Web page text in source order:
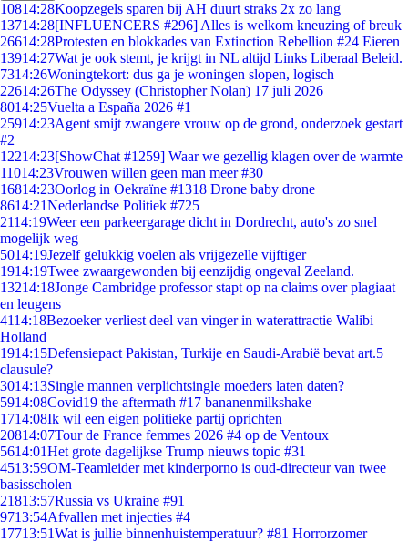
10814:28Koopzegels sparen bij AH duurt straks 2x zo lang
13714:28[INFLUENCERS #296] Alles is welkom kneuzing of breuk
26614:28Protesten en blokkades van Extinction Rebellion #24 Eieren
13914:27Wat je ook stemt, je krijgt in NL altijd Links Liberaal Beleid.
7314:26Woningtekort: dus ga je woningen slopen, logisch
22614:26The Odyssey (Christopher Nolan) 17 juli 2026
8014:25Vuelta a España 2026 #1
25914:23Agent smijt zwangere vrouw op de grond, onderzoek gestart
#2
12214:23[ShowChat #1259] Waar we gezellig klagen over de warmte
11014:23Vrouwen willen geen man meer #30
16814:23Oorlog in Oekraïne #1318 Drone baby drone
8614:21Nederlandse Politiek #725
2114:19Weer een parkeergarage dicht in Dordrecht, auto's zo snel
mogelijk weg
5014:19Jezelf gelukkig voelen als vrijgezelle vijftiger
1914:19Twee zwaargewonden bij eenzijdig ongeval Zeeland.
13214:18Jonge Cambridge professor stapt op na claims over plagiaat
en leugens
4114:18Bezoeker verliest deel van vinger in waterattractie Walibi
Holland
1914:15Defensiepact Pakistan, Turkije en Saudi-Arabië bevat art.5
clausule?
3014:13Single mannen verplichtsingle moeders laten daten?
5914:08Covid19 the aftermath #17 bananenmilkshake
1714:08Ik wil een eigen politieke partij oprichten
20814:07Tour de France femmes 2026 #4 op de Ventoux
5614:01Het grote dagelijkse Trump nieuws topic #31
4513:59OM-Teamleider met kinderporno is oud-directeur van twee
basisscholen
21813:57Russia vs Ukraine #91
9713:54Afvallen met injecties #4
17713:51Wat is jullie binnenhuistemperatuur? #81 Horrorzomer